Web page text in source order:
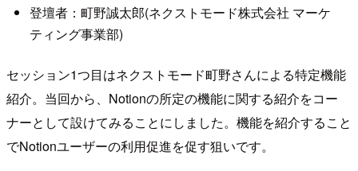
登壇者：町野誠太郎(ネクストモード株式会社 マーケ
ティング事業部)
セッション1つ目はネクストモード町野さんによる特定機能
紹介。当回から、Notionの所定の機能に関する紹介をコー
ナーとして設けてみることにしました。機能を紹介すること
でNotionユーザーの利用促進を促す狙いです。